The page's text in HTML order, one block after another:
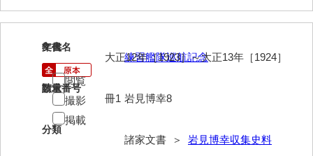
岡田家文書（萩市）
岡田学収集史料
岡藤家文書
岡本家文書（島根県）
8
文書名
練習艦隊巡航記念
請求番号
岩見博幸8
分類
諸家文書 ＞ 岩見博幸収集史料
年代
大正12年［1923］～大正13年［1924］
数量
冊1
閲覧
撮影
掲載